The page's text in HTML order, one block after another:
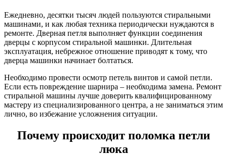
Ежедневно, десятки тысяч людей пользуются стиральными
машинами, и как любая техника периодически нуждаются в
ремонте. Дверная петля выполняет функции соединения
дверцы с корпусом стиральной машинки. Длительная
эксплуатация, небрежное отношение приводят к тому, что
дверца машинки начинает болтаться.
Необходимо провести осмотр петель винтов и самой петли.
Если есть повреждение шарнира – необходима замена. Ремонт
стиральной машины лучше доверить квалифицированному
мастеру из специализированного центра, а не заниматься этим
лично, во избежание усложнения ситуации.
Почему происходит поломка петли
люка